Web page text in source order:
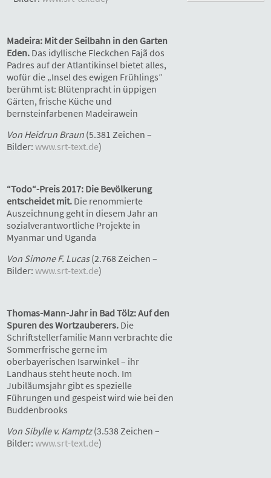
Madeira: Mit der Seilbahn in den Garten
Eden. Das idyllische Fleckchen Fajã dos
Padres auf der Atlantikinsel bietet alles,
wofür die „Insel des ewigen Frühlings”
berühmt ist: Blütenpracht in üppigen
Gärten, frische Küche und
bernsteinfarbenen Madeirawein
Von Heidrun Braun (5.381 Zeichen –
Bilder:www.srt-text.de)
“Todo“-Preis 2017: Die Bevölkerung
entscheidet mit. Die renommierte
Auszeichnung geht in diesem Jahr an
sozialverantwortliche Projekte in
Myanmar und Uganda
Von Simone F. Lucas(2.768 Zeichen –
Bilder:www.srt-text.de)
Thomas-Mann-Jahr in Bad Tölz: Auf den
Spuren des Wortzauberers. Die
Schriftstellerfamilie Mann verbrachte die
Sommerfrische gerne im
oberbayerischen Isarwinkel – ihr
Landhaus steht heute noch. Im
Jubiläumsjahr gibt es spezielle
Führungen und gespeist wird wie bei den
Buddenbrooks
Von Sibylle v. Kamptz(3.538 Zeichen –
Bilder:www.srt-text.de)